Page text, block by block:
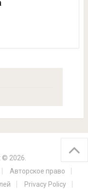
© 2026.
Авторское право
Privacy Policy